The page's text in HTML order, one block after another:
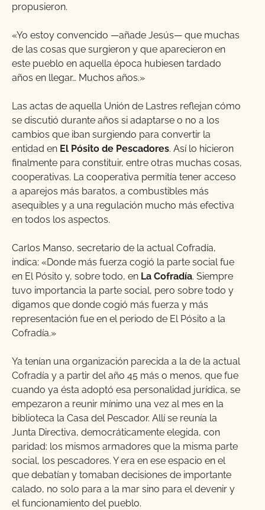
propusieron.
«Yo estoy convencido —añade Jesús— que muchas
de las cosas que surgieron y que aparecieron en
este pueblo en aquella época hubiesen tardado
años en llegar… Muchos años.»
Las actas de aquella Unión de Lastres reflejan cómo
se discutió durante años si adaptarse o no a los
cambios que iban surgiendo para convertir la
entidad en El Pósito de Pescadores. Así lo hicieron
finalmente para constituir, entre otras muchas cosas,
cooperativas. La cooperativa permitía tener acceso
a aparejos más baratos, a combustibles más
asequibles y a una regulación mucho más efectiva
en todos los aspectos.
Carlos Manso, secretario de la actual Cofradía,
indica: «Donde más fuerza cogió la parte social fue
en El Pósito y, sobre todo, en La Cofradía. Siempre
tuvo importancia la parte social, pero sobre todo y
digamos que donde cogió más fuerza y más
representación fue en el periodo de El Pósito a la
Cofradía.»
Ya tenían una organización parecida a la de la actual
Cofradía y a partir del año 45 más o menos, que fue
cuando ya ésta adoptó esa personalidad jurídica, se
empezaron a reunir mínimo una vez al mes en la
biblioteca la Casa del Pescador. Allí se reunía la
Junta Directiva, democráticamente elegida, con
paridad: los mismos armadores que la misma parte
social, los pescadores. Y era en ese espacio en el
que debatían y tomaban decisiones de importante
calado, no solo para a la mar sino para el devenir y
el funcionamiento del pueblo.